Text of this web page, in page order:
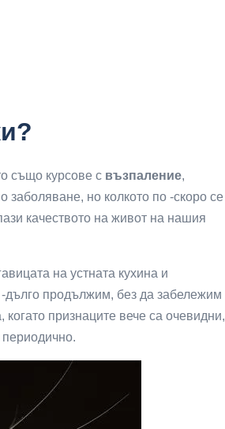
също курсове с възпаление,
но колкото по -скоро се
качеството на живот на нашия
на устната кухина и
-дълго продължим, без да забележим
когато признаците вече са очевидни,
периодично.